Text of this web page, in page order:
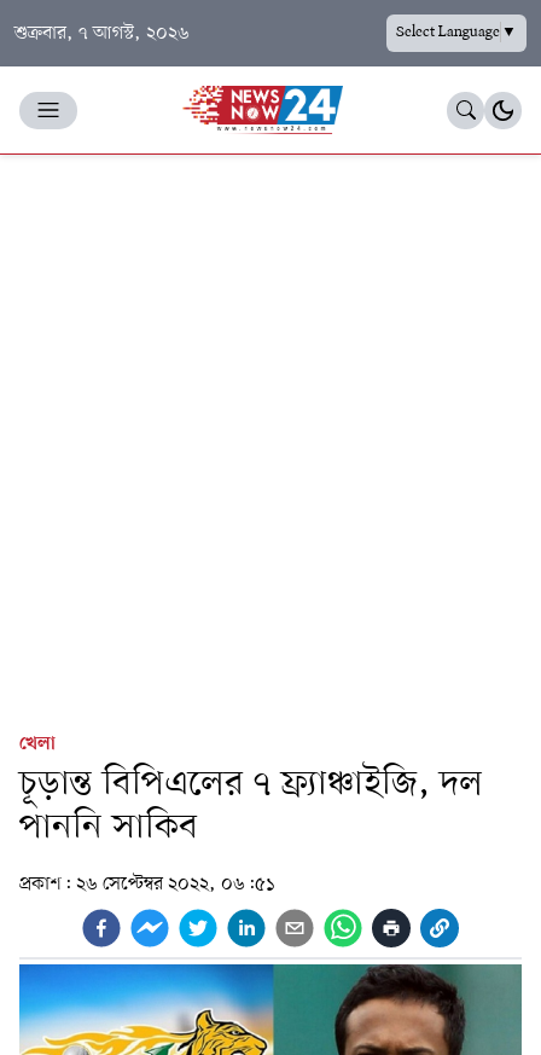
শুক্রবার, ৭ আগস্ট, ২০২৬ Select Language▼
খেলা
চূড়ান্ত বিপিএলের ৭ ফ্র্যাঞ্চাইজি, দল
পাননি সাকিব
প্রকাশ: ২৬ সেপ্টেম্বর ২০২২, ০৬:৫১